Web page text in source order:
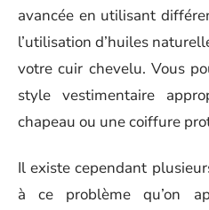
avancée en utilisant
l’utilisation d’huiles
votre cuir chevelu. Vous
style vestimentaire
chapeau ou une coiffure
Il existe cependant
à ce problème qu’on